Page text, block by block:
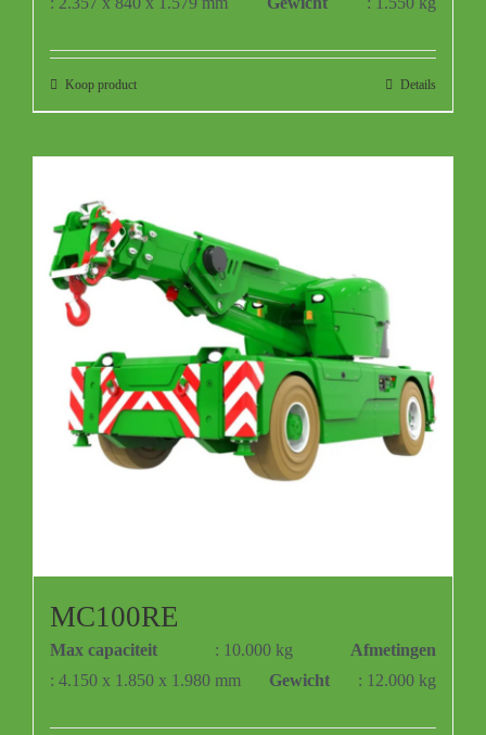
Koop product Details
MC100RE
Max capaciteit : 10.000 kg
Afmetingen
: 4.150 x 1.850 x 1.980 mm
Gewicht : 12.000 kg